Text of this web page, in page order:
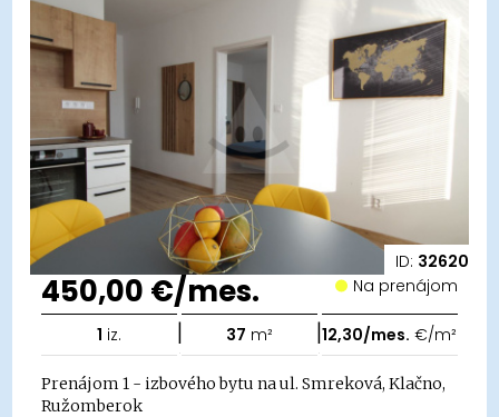
ID: 32620
450,00 €/mes. Na prenájom
1 iz. | 37 m² |12,30/mes. €/m²
Prenájom 1 - izbového bytu na ul. Smreková, Klačno,
Ružomberok